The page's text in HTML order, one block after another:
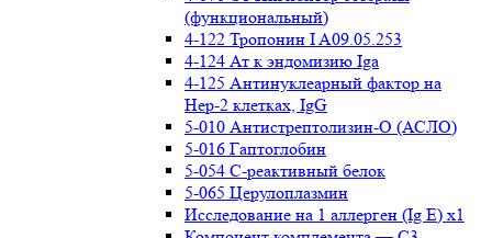
(функциональный)
4-122 Тропонин I A09.05.253
4-124 Ат к эндомизию Iga
4-125 Антинуклеарный фактор на
Нер-2 клетках, IgG
5-010 Антистрептолизин-О (АСЛО)
5-016 Гаптоглобин
5-054 С-реактивный белок
5-065 Церулоплазмин
Исследование на 1 аллерген (Ig E) x1